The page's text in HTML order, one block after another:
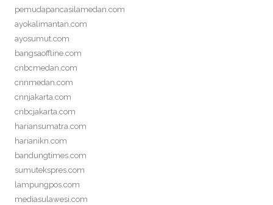
pemudapancasilamedan.com
ayokalimantan.com
ayosumut.com
bangsaoffline.com
cnbcmedan.com
cnnmedan.com
cnnjakarta.com
cnbcjakarta.com
hariansumatra.com
harianikn.com
bandungtimes.com
sumutekspres.com
lampungpos.com
mediasulawesi.com